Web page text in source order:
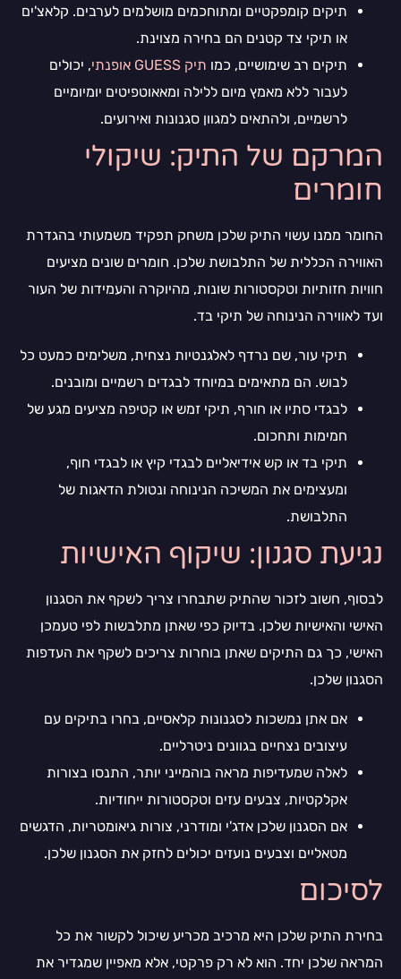
תיקים קומפקטיים ומתוחכמים מושלמים לערבים. קלאצ'ים
או תיקי צד קטנים הם בחירה מצוינת.
תיקים רב שימושיים, כמו תיק GUESS אופנתי
, יכולים
לעבור ללא מאמץ מיום ללילה ומאאוטפיטים יומיומיים
לרשמיים, ולהתאים למגוון סגנונות ואירועים.
המרקם של התיק: שיקולי
חומרים
החומר ממנו עשוי התיק שלכן משחק תפקיד משמעותי בהגדרת
האווירה הכללית של התלבושת שלכן. חומרים שונים מציעים
חוויות חזותיות וטקסטורות שונות, מהיוקרה והעמידות של העור
ועד לאווירה הנינוחה של תיקי בד.
תיקי עור, שם נרדף לאלגנטיות נצחית, משלימים כמעט כל
לבוש. הם מתאימים במיוחד לבגדים רשמיים ומובנים.
לבגדי סתיו או חורף, תיקי זמש או קטיפה מציעים מגע של
חמימות ותחכום.
תיקי בד או קש אידיאליים לבגדי קיץ או לבגדי חוף,
ומעצימים את המשיכה הנינוחה ונטולת הדאגות של
התלבושת.
נגיעת סגנון: שיקוף האישיות
לבסוף, חשוב לזכור שהתיק שתבחרו צריך לשקף את הסגנון
האישי והאישיות שלכן. בדיוק כפי שאתן מתלבשות לפי טעמכן
האישי, כך גם התיקים שאתן בוחרות צריכים לשקף את העדפות
הסגנון שלכן.
אם אתן נמשכות לסגנונות קלאסיים, בחרו בתיקים עם
עיצובים נצחיים בגוונים ניטרליים.
לאלה שמעדיפות מראה בוהמייני יותר, התנסו בצורות
אקלקטיות, צבעים עזים וטקסטורות ייחודיות.
אם הסגנון שלכן אדג'י ומודרני, צורות גיאומטריות, הדגשים
מטאליים וצבעים נועזים יכולים לחזק את הסגנון שלכן.
לסיכום
בחירת התיק שלכן היא מרכיב מכריע שיכול לקשור את כל
המראה שלכן יחד. הוא לא רק פרקטי, אלא מאפיין שמגדיר את